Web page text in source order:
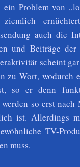
ein Problem von
auch die
und Beiträge
scheint
zu Wort, wodurch
so er denn
werden so erst
ist. Allerdings
TV-
muss.